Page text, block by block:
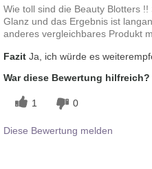
Wie toll sind die Beauty Blotters
Glanz und das Ergebnis ist
anderes vergleichbares Produkt
Fazit Ja, ich würde es
War diese Bewertung hilfreich?
1 0
Diese Bewertung melden